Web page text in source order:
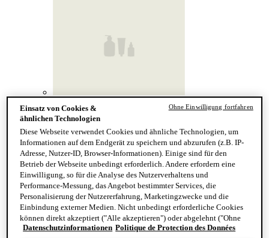
Hand & Körper
Kategorie
Handseife & Balsam
Seife am Stück
Reinigung & Peeling für den Körper
Körperbalsame und Öle
Mundpflege & Deodorants
Alle Hand- und Körperpflegeprodukte anzeigen
Bemerkenswerte Formulierungen
Resurrection Aromatique Hand Wash
Eleos Aromatique Hand Balm
Antithesis Intense Body Cleanser
Einsatz von Cookies &
ähnlichen Technologien
Diese Webseite verwendet Cookies und ähnliche Technologien, um
Informationen auf dem Endgerät zu speichern und abzurufen (z.B. IP-
Adresse, Nutzer-ID, Browser-Informationen). Einige sind für den
Betrieb der Webseite unbedingt erforderlich. Andere erfordern eine
Einwilligung, so für die Analyse des Nutzerverhaltens und
Performance-Messung, das Angebot bestimmter Services, die
Personalisierung der Nutzererfahrung, Marketingzwecke und die
Einbindung externer Medien. Nicht unbedingt erforderliche Cookies
können direkt akzeptiert ("Alle akzeptieren") oder abgelehnt ("Ohne
Einwilligung fortfahren") werden. Individuelle Anpassungen der
Datenschutzinformationen Politique de Protection des Données
Ohne Einwilligung fortfahren